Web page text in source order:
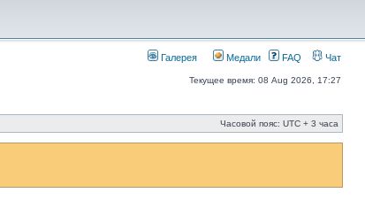
Галерея Медали FAQ Чат
Текущее время: 08 Aug 2026, 17:27
Часовой пояс: UTC + 3 часа